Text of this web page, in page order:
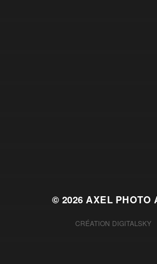
© 2026AXEL PHOTO
CRÉATION DIGITALSKY